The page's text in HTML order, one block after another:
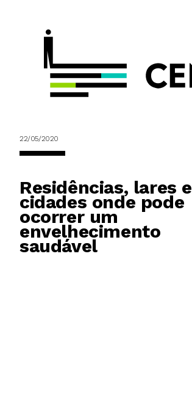
22/05/2020
Residências, lares e
cidades onde pode
ocorrer um
envelhecimento
saudável